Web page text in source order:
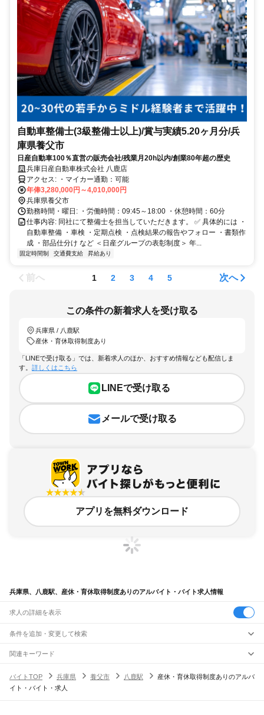
自動車整備士(3級整備士以上)/賞与実績5.20ヶ月分/兵
庫県養父市
日産自動車100％直営の販売会社/残業月20h以内/創業80年超の歴史
兵庫日産自動車株式会社 八鹿店
アクセス: ・マイカー通勤：可能
年俸3,280,000円～4,010,000円
兵庫県養父市
勤務時間・曜日: ・労働時間：09:45～18:00 ・休憩時間：60分
仕事内容: 同社にて整備士を担当していただきます。 ✅ 具体的には ・
自動車整備 ・車検 ・定期点検 ・点検結果の報告やフォロー ・書類作
成 ・部品仕分け など ＜日産グループの表彰制度＞ 年...
固定時間制 交通費支給 昇給あり
前へ 1 2 3 4 5 次へ
この条件の新着求人を受け取る
兵庫県 / 八鹿駅
産休・育休取得制度あり
「LINEで受け取る」では、新着求人のほか、おすすめ情報なども配信しま
す。 詳しくはこちら
LINEで受け取る
メールで受け取る
アプリを無料ダウンロード
兵庫県、八鹿駅、産休・育休取得制度ありのアルバイト・バイト求人情報
求人の詳細を表示
条件を追加・変更して検索
市区町村を追加・変更
兵庫県すべて
神戸市 すべて
駅を追加・変更
職種を追加・変更
関連キーワード
バイトTOP
兵庫県 養父市 八鹿駅
産休・育休取得制度ありのアルバ
イト・バイト・求人